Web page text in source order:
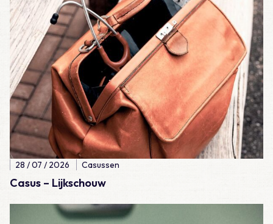
Casus – Lijkschouw
28 / 07 / 2026 Casussen
Lees meer over Meegemaakt – De eerste 100 diensten als